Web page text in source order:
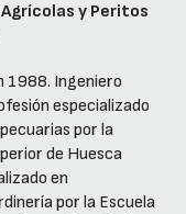
y Peritos
1988. Ingeniero
especializado
por la
de Huesca
en
por la Escuela